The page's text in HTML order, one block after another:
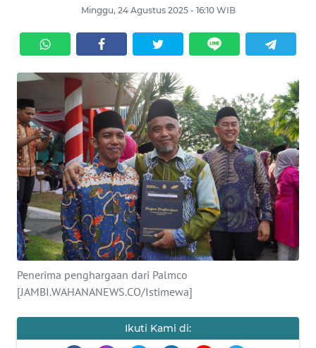
Minggu, 24 Agustus 2025 - 16:10 WIB
Penerima penghargaan dari Palmco
[JAMBI.WAHANANEWS.CO/Istimewa]
Ikuti Kami di:
SERBI
HUKRIM
OPINI
PERISTIWA
Informasi
INDEKS
BERITA
KONTAK
KAMI
INFO